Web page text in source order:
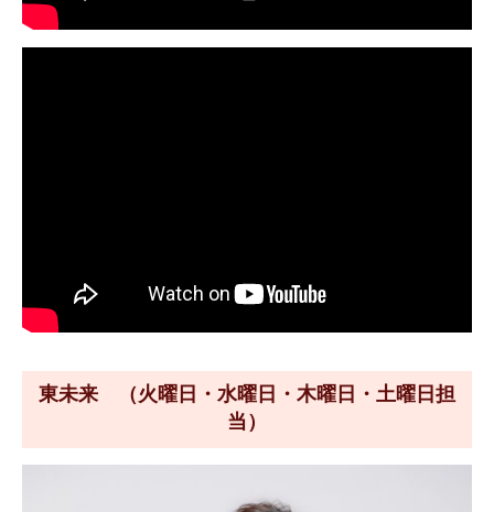
東未来 （火曜日・水曜日・木曜日・土曜日担
当）